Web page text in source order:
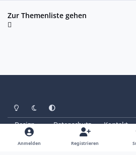
Zur Themenliste gehen
Heller ModusDunkler Modus
Systemeinstellung
Design Datenschutz Kontakt
© Copyright 2025 - SAABoteure e. V.
Anmelden Registrieren